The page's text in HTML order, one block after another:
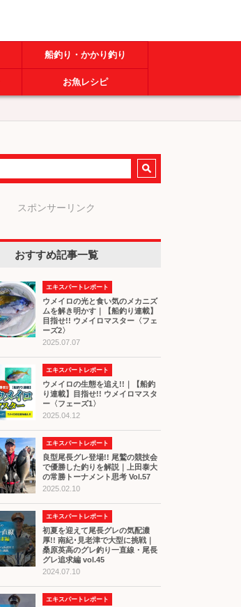
船釣り・かかり釣り
お魚レシピ
スポンサーリンク
おすすめ記事一覧
エキスパートレポート
ウメイロの光と食い気のメカニズ
ムを解き明かす｜【船釣り連載】
目指せ!! ウメイロマスター〈フェ
ーズ2〉
2025.07.07
エキスパートレポート
ウメイロの生態を追え!!｜【船釣
り連載】目指せ!! ウメイロマスタ
ー〈フェーズ1〉
2025.04.12
エキスパートレポート
良型尾長グレ登場!! 尾鷲の競技会
で優勝した釣りを解説｜上田泰大
の常勝トーナメント思考 Vol.57
2025.02.10
エキスパートレポート
初夏を迎えて尾長グレの気配濃
厚!! 南紀･見老津で大型に挑戦｜
桑原英高のグレ釣り一直線・尾長
グレ追求編 vol.45
2024.07.10
エキスパートレポート